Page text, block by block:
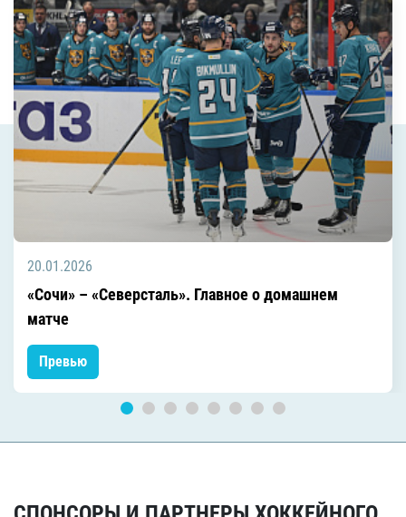
20.01.2026
«Сочи» – «Северсталь». Главное о домашнем
матче
Превью